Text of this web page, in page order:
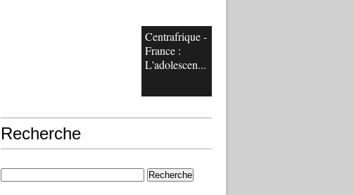
Centrafrique -
France :
L'adolescen...
Recherche